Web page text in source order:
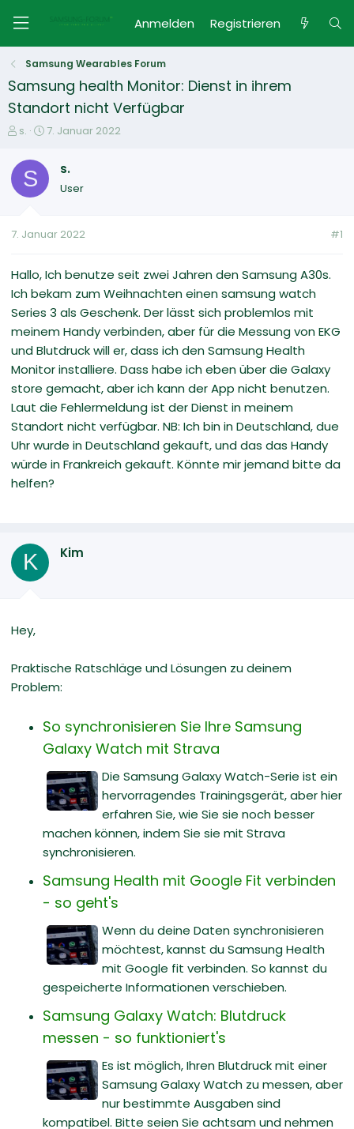
Anmelden Registrieren
Samsung Wearables Forum
Samsung health Monitor: Dienst in ihrem
Standort nicht Verfügbar
E
s
e
e
s.
E
t
e
t
m
7. Januar 2022
S s.
User
7. Januar 2022 #1
Hallo, Ich benutze seit zwei Jahren den Samsung A30s.
Ich bekam zum Weihnachten einen samsung watch
Series 3 als Geschenk. Der lässt sich problemlos mit
meinem Handy verbinden, aber für die Messung von EKG
und Blutdruck will er, dass ich den Samsung Health
Monitor installiere. Dass habe ich eben über die Galaxy
store gemacht, aber ich kann der App nicht benutzen.
Laut die Fehlermeldung ist der Dienst in meinem
Standort nicht verfügbar. NB: Ich bin in Deutschland, due
Uhr wurde in Deutschland gekauft, und das das Handy
würde in Frankreich gekauft. Könnte mir jemand bitte da
helfen?
K Kim
Hey,
Praktische Ratschläge und Lösungen zu deinem
Problem:
So synchronisieren Sie Ihre Samsung
Galaxy Watch mit Strava
Die Samsung Galaxy Watch-Serie ist ein
hervorragendes Trainingsgerät, aber hier
erfahren Sie, wie Sie sie noch besser
machen können, indem Sie sie mit Strava
synchronisieren.
Samsung Health mit Google Fit verbinden
- so geht's
Wenn du deine Daten synchronisieren
möchtest, kannst du Samsung Health
mit Google fit verbinden. So kannst du
gespeicherte Informationen verschieben.
Samsung Galaxy Watch: Blutdruck
messen - so funktioniert's
Es ist möglich, Ihren Blutdruck mit einer
Samsung Galaxy Watch zu messen, aber
nur bestimmte Ausgaben sind
kompatibel. Bitte seien Sie achtsam und nehmen